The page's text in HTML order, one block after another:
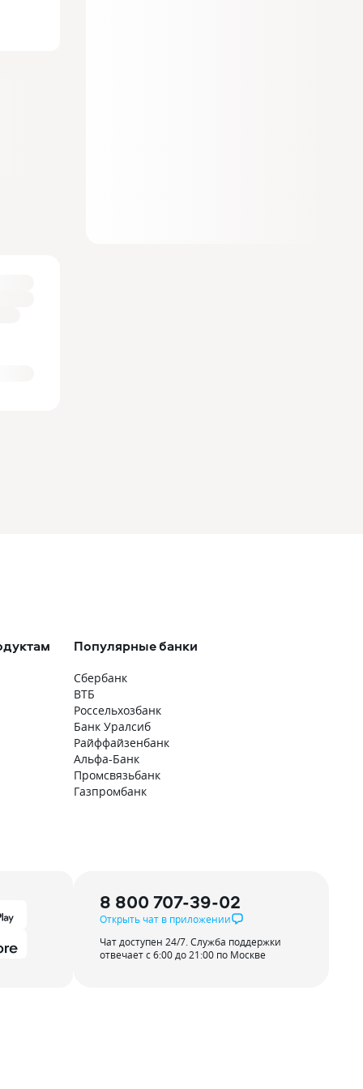
Популярные банки
Сбербанк
ВТБ
Россельхозбанк
Банк Уралсиб
Райффайзенбанк
Альфа-Банк
Промсвязьбанк
Газпромбанк
8 800 707-39-02
Открыть чат в приложении
Чат доступен 24/7. Служба поддержки
отвечает с 6:00 до 21:00 по Москве